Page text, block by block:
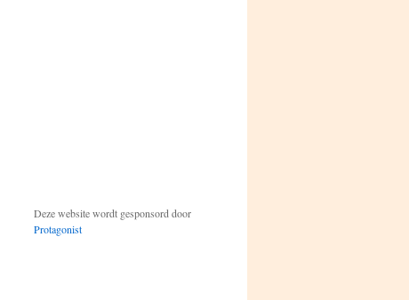
Deze website wordt gesponsord door
Protagonist